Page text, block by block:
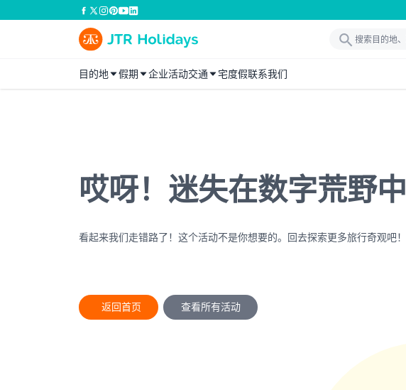
目的地 假期 企业活动交通 宅度假联系我们
哎呀！迷失在数字荒野中
看起来我们走错路了！这个活动不是你想要的。回去探索更多旅行奇观吧！
返回首页 查看所有活动